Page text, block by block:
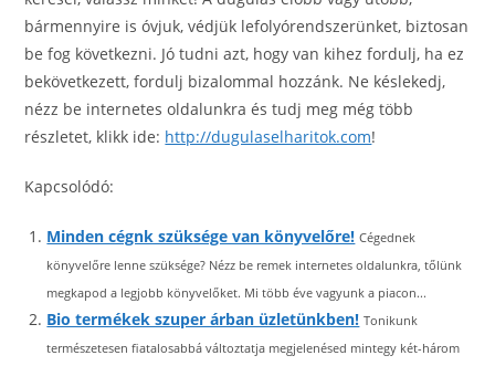
bármennyire is óvjuk, védjük lefolyórendszerünket, biztosan
be fog következni. Jó tudni azt, hogy van kihez fordulj, ha ez
bekövetkezett, fordulj bizalommal hozzánk. Ne késlekedj,
nézz be internetes oldalunkra és tudj meg még több
részletet, klikk ide: http://dugulaselharitok.com!
Kapcsolódó:
Minden cégnk szüksége van könyvelőre! Cégednek
könyvelőre lenne szüksége? Nézz be remek internetes oldalunkra, tőlünk
megkapod a legjobb könyvelőket. Mi több éve vagyunk a piacon...
Bio termékek szuper árban üzletünkben! Tonikunk
természetesen fiatalosabbá változtatja megjelenésed mintegy két-három